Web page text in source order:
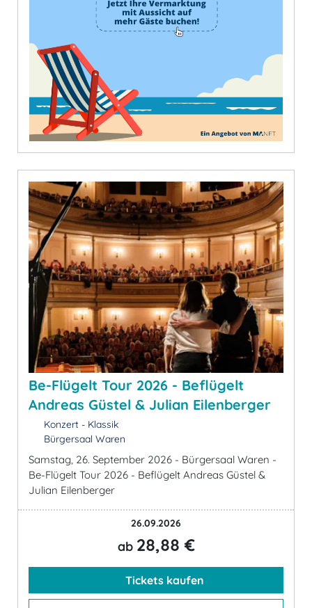
Be-Flügelt Tour 2026 - Beflügelt
Andreas Güstel & Julian Eilenberger
Konzert - Klassik
Bürgersaal Waren
Samstag, 26. September 2026 - Bürgersaal Waren -
Be-Flügelt Tour 2026 - Beflügelt Andreas Güstel &
Julian Eilenberger
26.09.2026
ab 28,88 €
Tickets kaufen